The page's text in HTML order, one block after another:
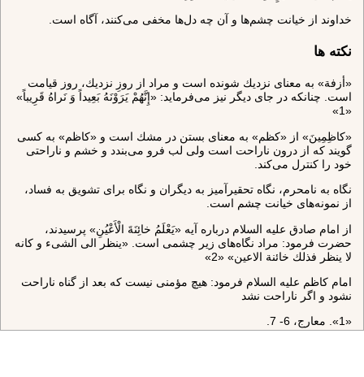
خداوند از خيانت چشم‌ها و آن چه دل‌ها مخفى مى‌كنند، آگاه است.
نکته ها
«أزفة» به معناى نزديك شونده است و مراد از روزِ نزديك، روز قيامت
است. چنانكه در جاى ديگر نيز مى‌فرمايد: «إِنَّهُمْ يَرَوْنَهُ بَعِيداً وَ نَراهُ قَرِيباً»
«1»
«كاظِمِينَ» از «كظم» به معناى بستن در مشك است و «كاظم» به كسى
گويند كه از درون ناراحت است ولى لب فرو مى‌بندد و خشم و ناراحتى
خود را كنترل مى‌كند.
نگاه به نامحرم، نگاه تحقيرآميز به ديگران و نگاه براى تشويق به فساد،
از نمونه‌هاى خيانت چشم است.
از امام صادق عليه السلام درباره آيه‌ «يَعْلَمُ خائِنَةَ الْأَعْيُنِ» پرسيدند،
حضرت فرمود: مراد نگاه‌هاى زير چشمى است. «ينظر الى الشى‌ء و كانه
لا ينظر فذلك خائنة الاعين» «2»
امام كاظم عليه السلام فرمود: هيچ مؤمنى نيست كه بعد از گناه ناراحت
نشود و اگر ناراحت نشد
«1». معارج، 6- 7.